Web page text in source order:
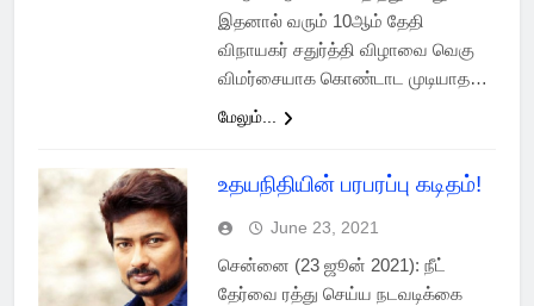
இதனால் வரும் 10ஆம் தேதி
விநாயகர் சதுர்த்தி விழாவை வெகு
விமர்சையாக கொண்டாட முடியாத…
மேலும்...
உதயநிதியின் பரபரப்பு கடிதம்!
June 23, 2021
சென்னை (23 ஜூன் 2021): நீட்
தேர்வை ரத்து செய்ய நடவடிக்கை